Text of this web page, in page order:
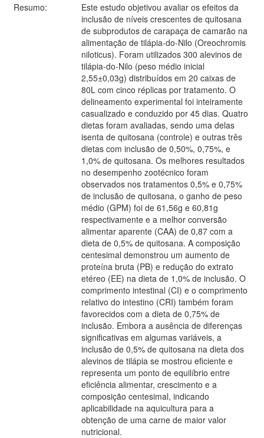
Resumo:
Este estudo objetivou avaliar os efeitos da
inclusão de níveis crescentes de quitosana
de subprodutos de carapaça de camarão na
alimentação de tilápia-do-Nilo (Oreochromis
niloticus). Foram utilizados 300 alevinos de
tilápia-do-Nilo (peso médio inicial
2,55±0,03g) distribuídos em 20 caixas de
80L com cinco réplicas por tratamento. O
delineamento experimental foi inteiramente
casualizado e conduzido por 45 dias. Quatro
dietas foram avaliadas, sendo uma delas
isenta de quitosana (controle) e outras três
dietas com inclusão de 0,50%, 0,75%, e
1,0% de quitosana. Os melhores resultados
no desempenho zootécnico foram
observados nos tratamentos 0,5% e 0,75%
de inclusão de quitosana, o ganho de peso
médio (GPM) foi de 61,56g e 60,81g
respectivamente e a melhor conversão
alimentar aparente (CAA) de 0,87 com a
dieta de 0,5% de quitosana. A composição
centesimal demonstrou um aumento de
proteína bruta (PB) e redução do extrato
etéreo (EE) na dieta de 1,0% de inclusão. O
comprimento intestinal (CI) e o comprimento
relativo do intestino (CRI) também foram
favorecidos com a dieta de 0,75% de
inclusão. Embora a ausência de diferenças
significativas em algumas variáveis, a
inclusão de 0,5% de quitosana na dieta dos
alevinos de tilápia se mostrou eficiente e
representa um ponto de equilíbrio entre
eficiência alimentar, crescimento e a
composição centesimal, indicando
aplicabilidade na aquicultura para a
obtenção de uma carne de maior valor
nutricional.